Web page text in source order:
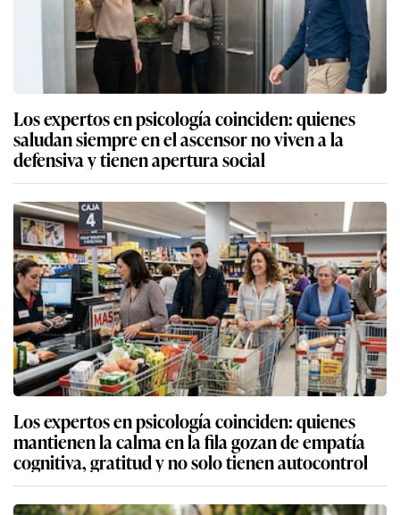
Los expertos en psicología coinciden: quienes
saludan siempre en el ascensor no viven a la
defensiva y tienen apertura social
Los expertos en psicología coinciden: quienes
mantienen la calma en la fila gozan de empatía
cognitiva, gratitud y no solo tienen autocontrol